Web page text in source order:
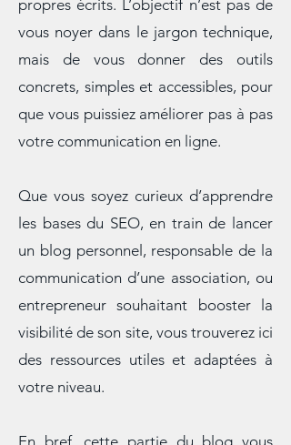
les appliquer directement à vos
propres écrits. L’objectif n’est pas de
mais de vous donner des outils
concrets, simples et accessibles, pour
que vous puissiez améliorer pas à pas
Que vous soyez curieux d’apprendre
les bases du SEO, en train de lancer
un blog personnel, responsable de la
communication d’une association, ou
entrepreneur souhaitant booster la
visibilité de son site, vous trouverez ici